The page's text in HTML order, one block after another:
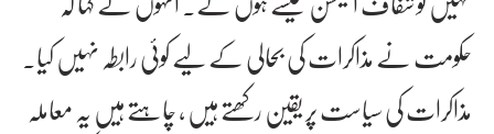
حکومت نے مذاکرات کی بحالی کے لیے کوئی رابطہ نہیں کیا۔
مذاکرات کی سیاست پر یقین رکھتے ہیں ، چاہتے ہیں یہ معاملہ